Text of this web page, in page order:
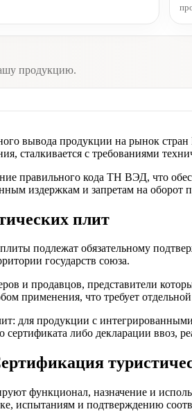
продукцию.
вывода продукции на рынок
сталкивается с требованиями
правильного кода ТН ВЭД, что
издержкам и запретам на оборот
плит
подлежат обязательному
государств союза.
и продавцов, представители
применения, что требует
для продукции с
либо декларации ввоз,
функционал, назначение и
испытаниям и подтверждению